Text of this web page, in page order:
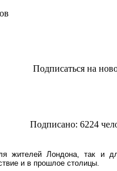
Подписаться на
Подписано: 6224
Лондона, так и
и в прошлое столицы.